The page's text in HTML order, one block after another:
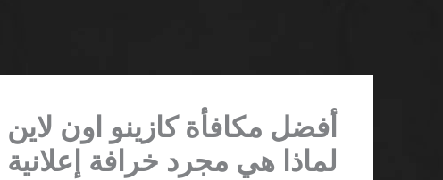
لماذا هي مجرد خرافة إعلانية